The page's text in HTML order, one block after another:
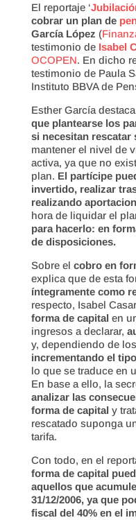
El reportaje ‘
cobrar un plan de
García López (
testimonio de Isabel
OCOPEN. En dicho
testimonio de Paula
Instituto BBVA de
Esther García
que plantearse los
si necesitan rescatar
mantener el nivel de
activa, ya que no
plan. El partícipe
invertido, realizar
realizando
hora de liquidar el
para hacerlo: en
de disposiciones.
Sobre el cobro en
explica que de esta
íntegramente como
respecto, Isabel
forma de capital en
ingresos a declarar,
y, dependiendo de
incrementando el
lo que se traduce en
En base a ello, la
analizar las
forma de capital y
rescatado suponga
tarifa.
Con todo, en el
forma de capital
aquellos que
31/12/2006, ya que
fiscal del 40% en el